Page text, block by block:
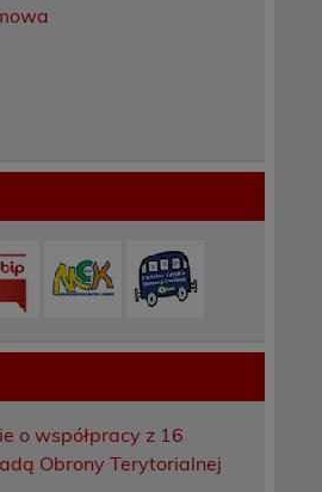
o współpracy z 16
Obrony Terytorialnej